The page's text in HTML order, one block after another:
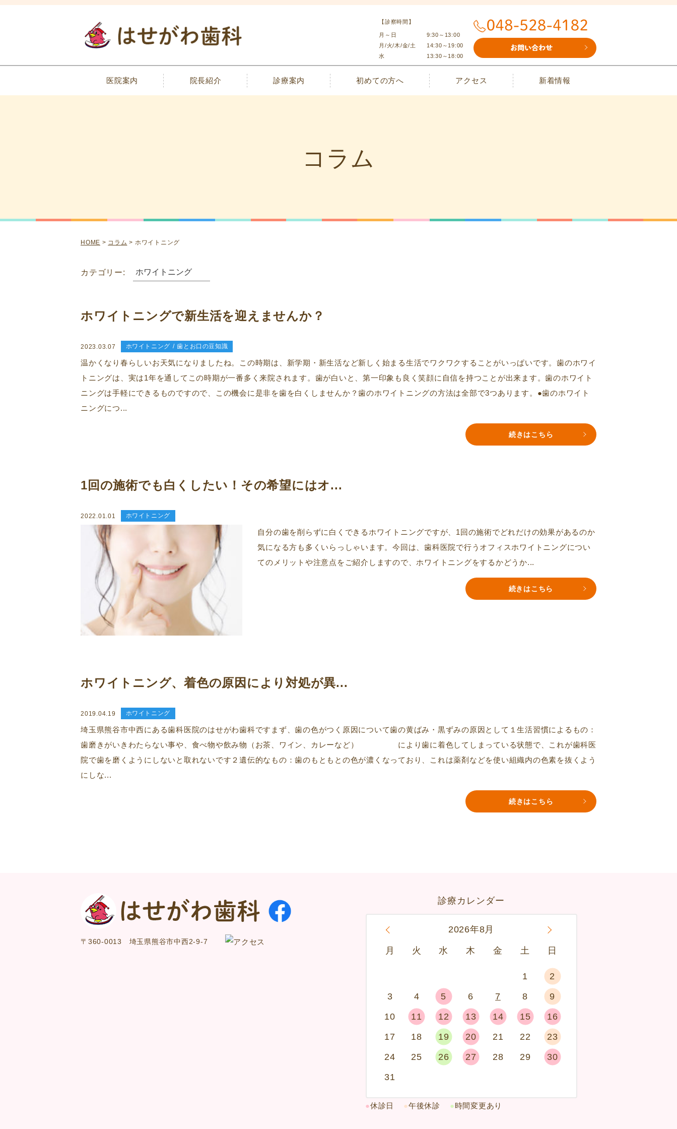
【診察時間】
月～日
9:30～13:00
月/火/木/金/土
14:30～19:00
水
13:30～18:00
医院案内 院長紹介 診療案内 初めての方へ アクセス 新着情報
コラム
HOME > コラム > ホワイトニング
カテゴリー:
ホワイトニングで新生活を迎えませんか？
2023.03.07 ホワイトニング 歯とお口の豆知識
温かくなり春らしいお天気になりましたね。この時期は、新学期・新生活など新しく始まる生活でワクワクすることがいっぱいです。歯のホワイ
トニングは、実は1年を通してこの時期が一番多く来院されます。歯が白いと、第一印象も良く笑顔に自信を持つことが出来ます。歯のホワイト
ニングは手軽にできるものですので、この機会に是非を歯を白くしませんか？歯のホワイトニングの方法は全部で3つあります。●歯のホワイト
ニングにつ...
続きはこちら
1回の施術でも白くしたい！その希望にはオ...
2022.01.01 ホワイトニング
自分の歯を削らずに白くできるホワイトニングですが、1回の施術でどれだけの効果があるのか
気になる方も多くいらっしゃいます。今回は、歯科医院で行うオフィスホワイトニングについ
てのメリットや注意点をご紹介しますので、ホワイトニングをするかどうか...
続きはこちら
ホワイトニング、着色の原因により対処が異...
2019.04.19 ホワイトニング
埼玉県熊谷市中西にある歯科医院のはせがわ歯科ですまず、歯の色がつく原因について歯の黄ばみ・黒ずみの原因として１生活習慣によるもの：
歯磨きがいきわたらない事や、食べ物や飲み物（お茶、ワイン、カレーなど） により歯に着色してしまっている状態で、これが歯科医
院で歯を磨くようにしないと取れないです２遺伝的なもの：歯のもともとの色が濃くなっており、これは薬剤などを使い組織内の色素を抜くよう
にしな...
続きはこちら
〒360-0013 埼玉県熊谷市中西2-9-7
診療カレンダー
2026年8月 »
月 火 水 木 金 土 日
1
2
3
4 5 6 7 8
9
10
11 12 13 14 15
16
17
18 19 20 21 22
23
24
25 26 27 28 29
30
31
●休診日 ●午後休診 ●時間変更あり